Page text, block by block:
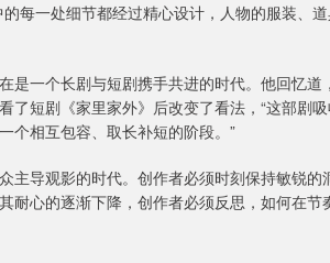
每一处细节都经过精心设计，人物的服装、
是一个长剧与短剧携手共进的时代。他回忆
了短剧《家里家外》后改变了看法，“这部剧
个相互包容、取长补短的阶段。”
主导观影的时代。创作者必须时刻保持敏锐
耐心的逐渐下降，创作者必须反思，如何在